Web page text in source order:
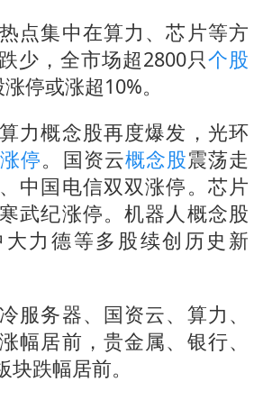
点集中在算力、芯片等方
少，全市场超2800只个股
停或涨超10%。
力概念股再度爆发，光环
涨停。国资云概念股震荡走
中国电信双双涨停。芯片
武纪涨停。机器人概念股
力德等多股续创历史新
服务器、国资云、算力、
幅居前，贵金属、银行、
跌幅居前。